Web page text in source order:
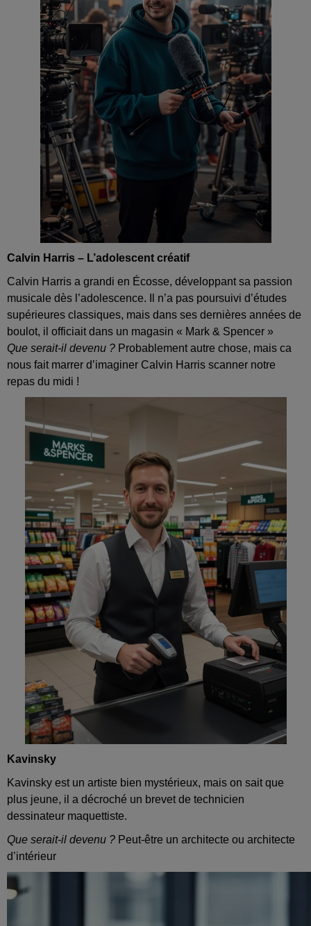
Calvin Harris – L’adolescent créatif
Calvin Harris a grandi en Écosse, développant sa passion
musicale dès l’adolescence. Il n’a pas poursuivi d’études
supérieures classiques, mais dans ses dernières années de
boulot, il officiait dans un magasin « Mark & Spencer »
Que serait‑il devenu ? Probablement autre chose, mais ca
nous fait marrer d’imaginer Calvin Harris scanner notre
repas du midi !
Kavinsky
Kavinsky est un artiste bien mystérieux, mais on sait que
plus jeune, il a décroché un brevet de technicien
dessinateur maquettiste.
Que serait‑il devenu ? Peut-être un architecte ou architecte
d’intérieur